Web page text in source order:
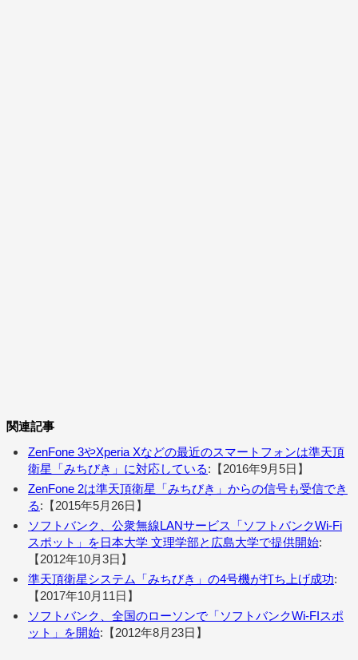
関連記事
ZenFone 3やXperia Xなどの最近のスマートフォンは準天頂
衛星「みちびき」に対応している:【2016年9月5日】
ZenFone 2は準天頂衛星「みちびき」からの信号も受信でき
る:【2015年5月26日】
ソフトバンク、公衆無線LANサービス「ソフトバンクWi-Fi
スポット」を日本大学 文理学部と広島大学で提供開始:
【2012年10月3日】
準天頂衛星システム「みちびき」の4号機が打ち上げ成功:
【2017年10月11日】
ソフトバンク、全国のローソンで「ソフトバンクWi-FIスポ
ット」を開始:【2012年8月23日】